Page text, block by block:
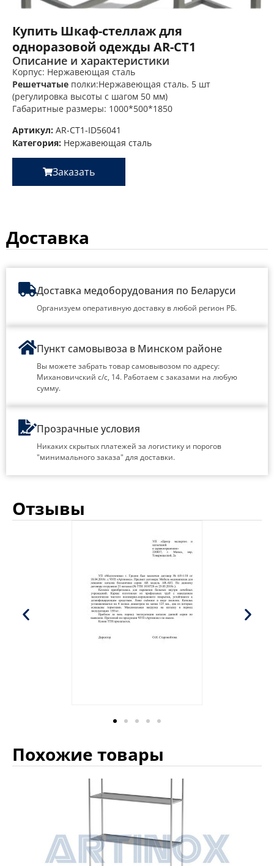
Купить Шкаф-стеллаж для
одноразовой одежды AR-CT1
Описание и характеристики
Корпус: Нержавеющая сталь
Решетчатые полки:Нержавеющая сталь. 5 шт
(регулировка высоты с шагом 50 мм)
Габаритные размеры: 1000*500*1850
Артикул: AR-CT1-ID56041
Категория: Нержавеющая сталь
Заказать
Доставка
Доставка медоборудования по Беларуси
Организуем оперативную доставку в любой регион РБ.
Пункт самовывоза в Минском районе
Вы можете забрать товар самовывозом по адресу:
Михановичский с/с, 14. Работаем с заказами на любую
сумму.
Прозрачные условия
Никаких скрытых платежей за логистику и порогов
"минимального заказа" для доставки.
Отзывы
Похожие товары